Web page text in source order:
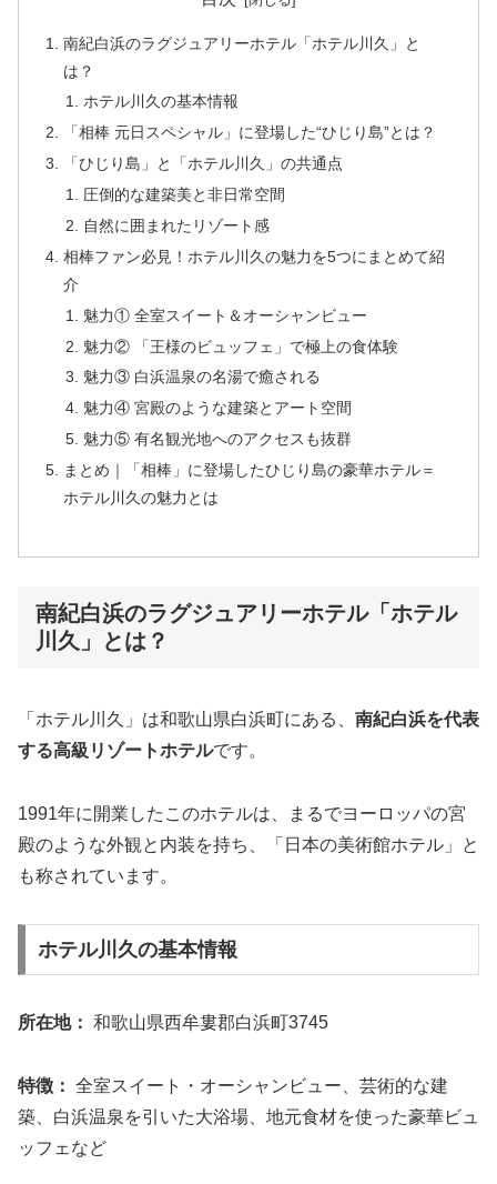
南紀白浜のラグジュアリーホテル「ホテル川久」と
は？
ホテル川久の基本情報
「相棒 元日スペシャル」に登場した“ひじり島”とは？
「ひじり島」と「ホテル川久」の共通点
圧倒的な建築美と非日常空間
自然に囲まれたリゾート感
相棒ファン必見！ホテル川久の魅力を5つにまとめて紹
介
魅力① 全室スイート＆オーシャンビュー
魅力② 「王様のビュッフェ」で極上の食体験
魅力③ 白浜温泉の名湯で癒される
魅力④ 宮殿のような建築とアート空間
魅力⑤ 有名観光地へのアクセスも抜群
まとめ｜「相棒」に登場したひじり島の豪華ホテル＝
ホテル川久の魅力とは
南紀白浜のラグジュアリーホテル「ホテル
川久」とは？
「ホテル川久」は和歌山県白浜町にある、 南紀白浜を代表
する高級リゾートホテルです。
1991年に開業したこのホテルは、まるでヨーロッパの宮
殿のような外観と内装を持ち、「日本の美術館ホテル」と
も称されています。
ホテル川久の基本情報
所在地： 和歌山県西牟婁郡白浜町3745
特徴： 全室スイート・オーシャンビュー、芸術的な建
築、白浜温泉を引いた大浴場、地元食材を使った豪華ビュ
ッフェなど